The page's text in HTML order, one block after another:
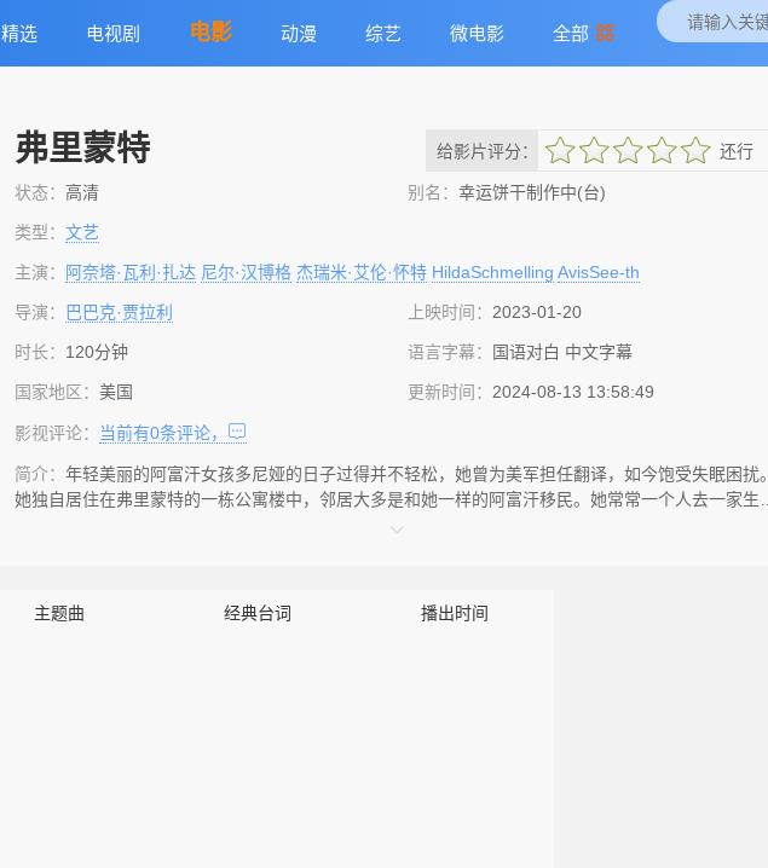
精选 电视剧 电影 动漫 综艺 微电影 全部
弗里蒙特
状态： 高清 别名： 幸运饼干制作中(台)
类型： 文艺
主演： 阿奈塔·瓦利·扎达 尼尔·汉博格 杰瑞米·艾伦·怀特 HildaSchmelling AvisSee-th
导演： 巴巴克·贾拉利 上映时间： 2023-01-20
时长： 120分钟 语言字幕： 国语对白 中文字幕
国家地区： 美国 更新时间： 2024-08-13 13:58:49
影视评论： 当前有0条评论，
简介： 年轻美丽的阿富汗女孩多尼娅的日子过得并不轻松，她曾为美军担任翻译，如今饱受失眠困扰。
她独自居住在弗里蒙特的一栋公寓楼中，邻居大多是和她一样的阿富汗移民。她常常一个人去一家生意
萧条的餐厅，一边吃饭一边看肥皂剧。多尼娅在城里的一家幸运饼干工厂工作。一天，老板给她升了
给影片评分：
很差较差还行推荐力荐 还行
主题曲 经典台词 播出时间